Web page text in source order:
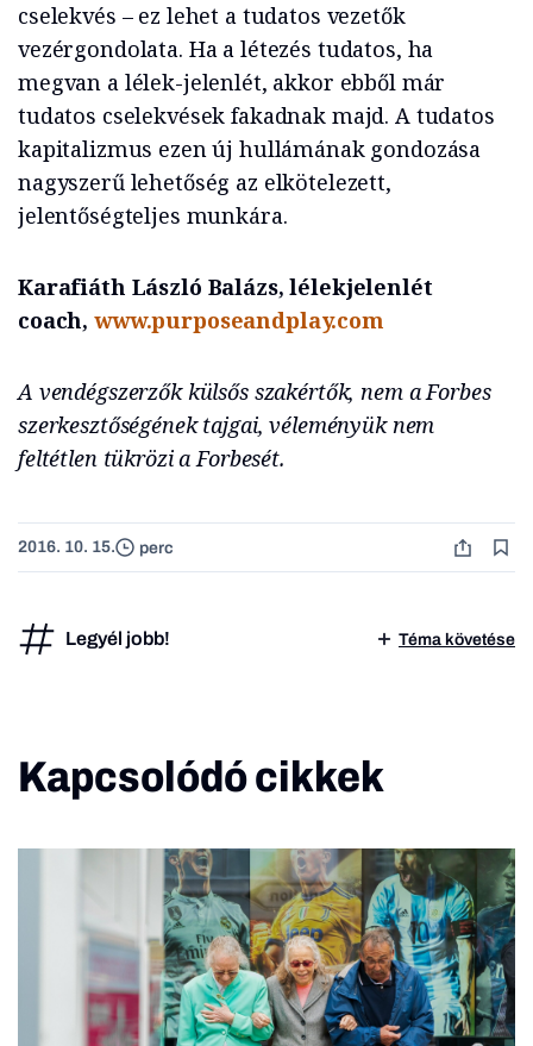
cselekvés – ez lehet a tudatos vezetők
vezérgondolata. Ha a létezés tudatos, ha
megvan a lélek-jelenlét, akkor ebből már
tudatos cselekvések fakadnak majd. A tudatos
kapitalizmus ezen új hullámának gondozása
nagyszerű lehetőség az elkötelezett,
jelentőségteljes munkára.
Karafiáth László Balázs, lélekjelenlét
coach, www.purposeandplay.com
A vendégszerzők külsős szakértők, nem a Forbes
szerkesztőségének tajgai, véleményük nem
feltétlen tükrözi a Forbesét.
2016. 10. 15. perc
Legyél jobb! Téma követése
Kapcsolódó cikkek